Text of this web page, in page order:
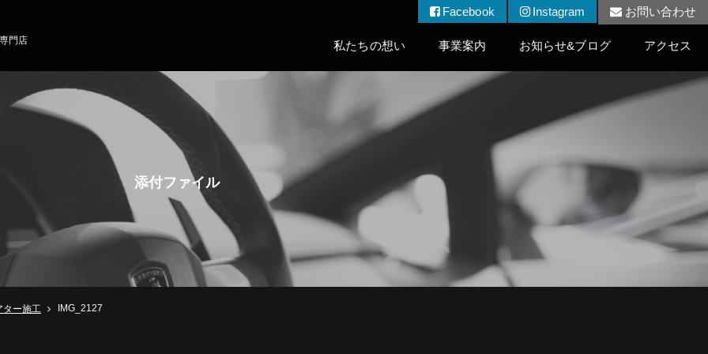
門店
Facebook Instagram お問い合わせ
私たちの想い 事業案内 お知らせ&ブログ アクセス
添付ファイル
ター施工 IMG_2127